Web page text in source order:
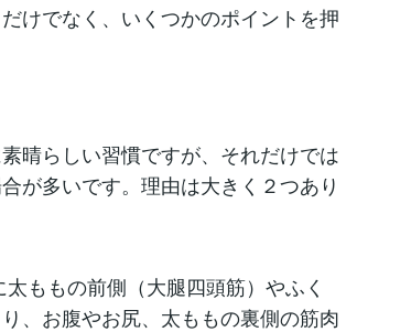
けでなく、いくつかのポイントを押
晴らしい習慣ですが、それだけでは
が多いです。理由は大きく２つあり
ももの前側（大腿四頭筋）やふく
、お腹やお尻、太ももの裏側の筋肉